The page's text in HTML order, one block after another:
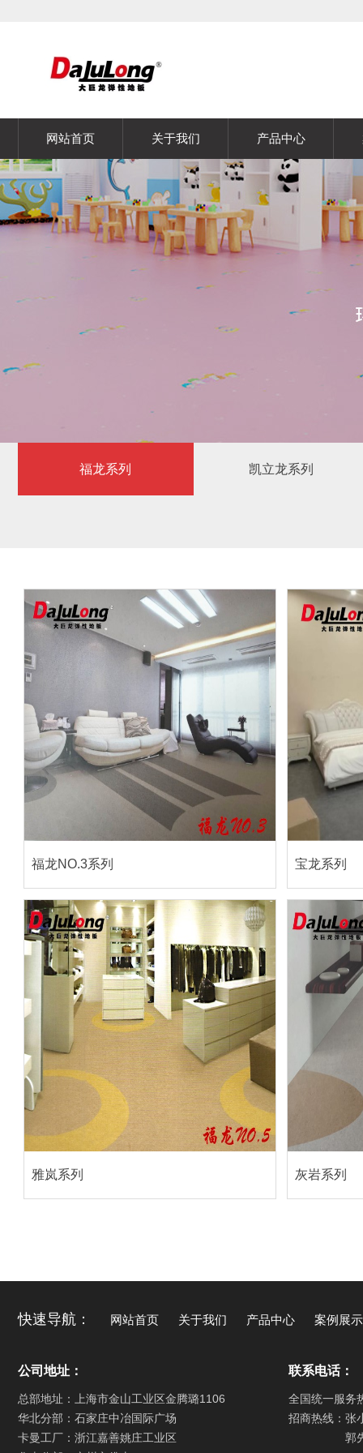
网站首页 关于我们 产品中心
福龙系列 凯立龙系列
福龙NO.3系列 宝龙系列
雅岚系列 灰岩系列
快速导航： 网站首页 关于我们 产品中心 案例展示
公司地址：
总部地址：上海市金山工业区金腾璐1106
华北分部：石家庄中冶国际广场
卡曼工厂：浙江嘉善姚庄工业区
联系电话：
全国统一服务
招商热线：
郭